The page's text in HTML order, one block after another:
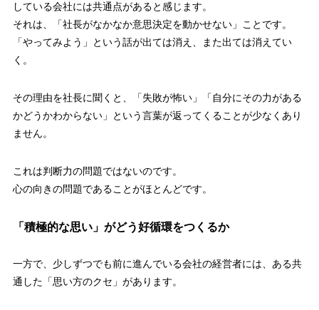
している会社には共通点があると感じます。
それは、「社長がなかなか意思決定を動かせない」ことです。
「やってみよう」という話が出ては消え、また出ては消えてい
く。
その理由を社長に聞くと、「失敗が怖い」「自分にその力がある
かどうかわからない」という言葉が返ってくることが少なくあり
ません。
これは判断力の問題ではないのです。
心の向きの問題であることがほとんどです。
「積極的な思い」がどう好循環をつくるか
一方で、少しずつでも前に進んでいる会社の経営者には、ある共
通した「思い方のクセ」があります。